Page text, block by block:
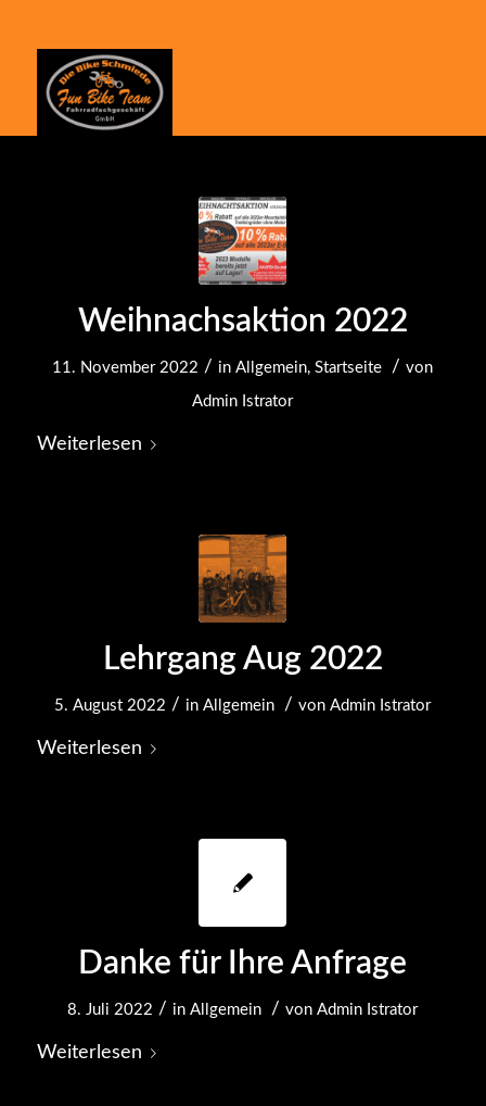
Weihnachsaktion 2022
11. November 2022 / inAllgemein,Startseite / von
Admin Istrator
Weiterlesen
Lehrgang Aug 2022
5. August 2022 / inAllgemein / vonAdmin Istrator
Weiterlesen
Danke für Ihre Anfrage
8. Juli 2022 / inAllgemein / vonAdmin Istrator
Weiterlesen